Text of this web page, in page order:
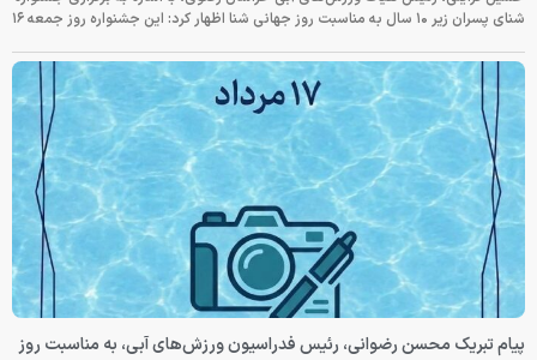
شنای پسران زیر ۱۰ سال به مناسبت روز جهانی شنا اظهار کرد: این جشنواره روز جمعه‌ ۱۶
پیام تبریک محسن رضوانی، رئیس فدراسیون ورزش‌های آبی، به مناسبت روز